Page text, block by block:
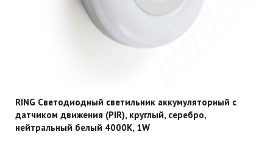
RING Светодиодный светильник аккумуляторный с
датчиком движения (PIR), круглый, серебро,
нейтральный белый 4000К, 1W